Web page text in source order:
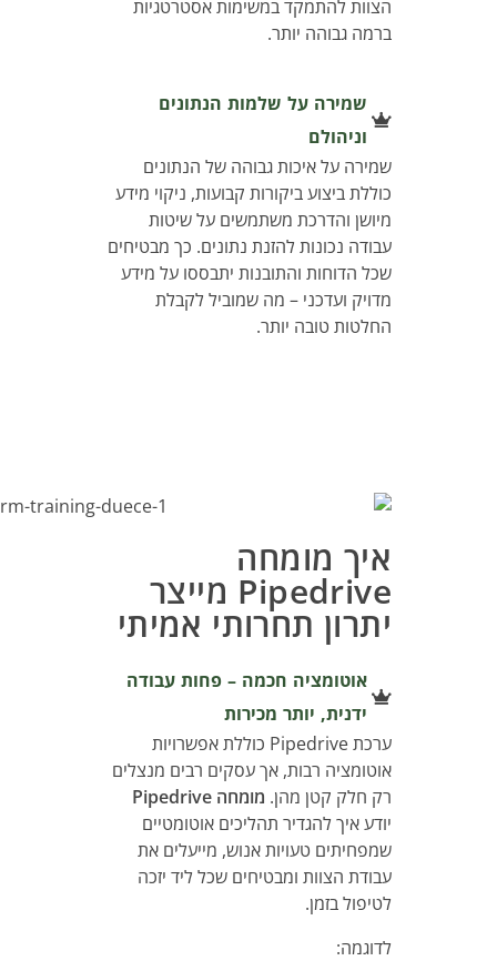
הצוות להתמקד במשימות אסטרטגיות
ברמה גבוהה יותר.
שמירה על שלמות הנתונים
וניהולם
שמירה על איכות גבוהה של הנתונים
כוללת ביצוע ביקורות קבועות, ניקוי מידע
מיושן והדרכת משתמשים על שיטות
עבודה נכונות להזנת נתונים. כך מבטיחים
שכל הדוחות והתובנות יתבססו על מידע
מדויק ועדכני – מה שמוביל לקבלת
החלטות טובה יותר.
איך מומחה
Pipedrive מייצר
יתרון תחרותי אמיתי
אוטומציה חכמה – פחות עבודה
ידנית, יותר מכירות
ערכת Pipedrive כוללת אפשרויות
אוטומציה רבות, אך עסקים רבים מנצלים
רק חלק קטן מהן. מומחה Pipedrive
יודע איך להגדיר תהליכים אוטומטיים
שמפחיתים טעויות אנוש, מייעלים את
עבודת הצוות ומבטיחים שכל ליד יזכה
לטיפול בזמן.
לדוגמה: